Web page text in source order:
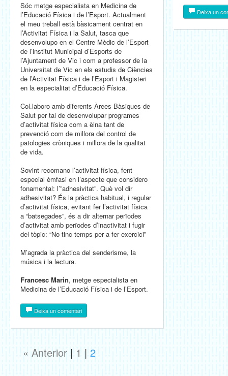
Sóc metge especialista en Medicina de
l’Educació Física i de l’Esport. Actualment
el meu treball està bàsicament centrat en
l’Activitat Física i la Salut, tasca que
desenvolupo en el Centre Mèdic de l’Esport
de l’institut Municipal d’Esports de
l’Ajuntament de Vic i com a professor de la
Universitat de Vic en els estudis de Ciències
de l’Activitat Física i de l’Esport i Magisteri
en la especialitat d’Educació Física.
Col.laboro amb diferents Àrees Bàsiques de
Salut per tal de desenvolupar programes
d’activitat física com a èina tant de
prevenció com de millora del control de
patologies cròniques i millora de la qualitat
de vida.
Sovint recomano l’activitat física, fent
especial èmfasi en l’aspecte que considero
fonamental: l’”adhesivitat”. Què vol dir
adhesivitat? És la pràctica habitual, i regular
d’activitat física, evitant fer l’activitat física
a “batsegades”, és a dir alternar perïodes
d’activitat amb perïodes d’inactivitat i fugir
del tòpic: “No tinc temps per a fer exercici”
M’agrada la pràctica del senderisme, la
música i la lectura.
Francesc Marin, metge especialista en
Medicina de l’Educació Física i de l’Esport.
Deixa un comentari
Deixa un
« Anterior | 1 | 2